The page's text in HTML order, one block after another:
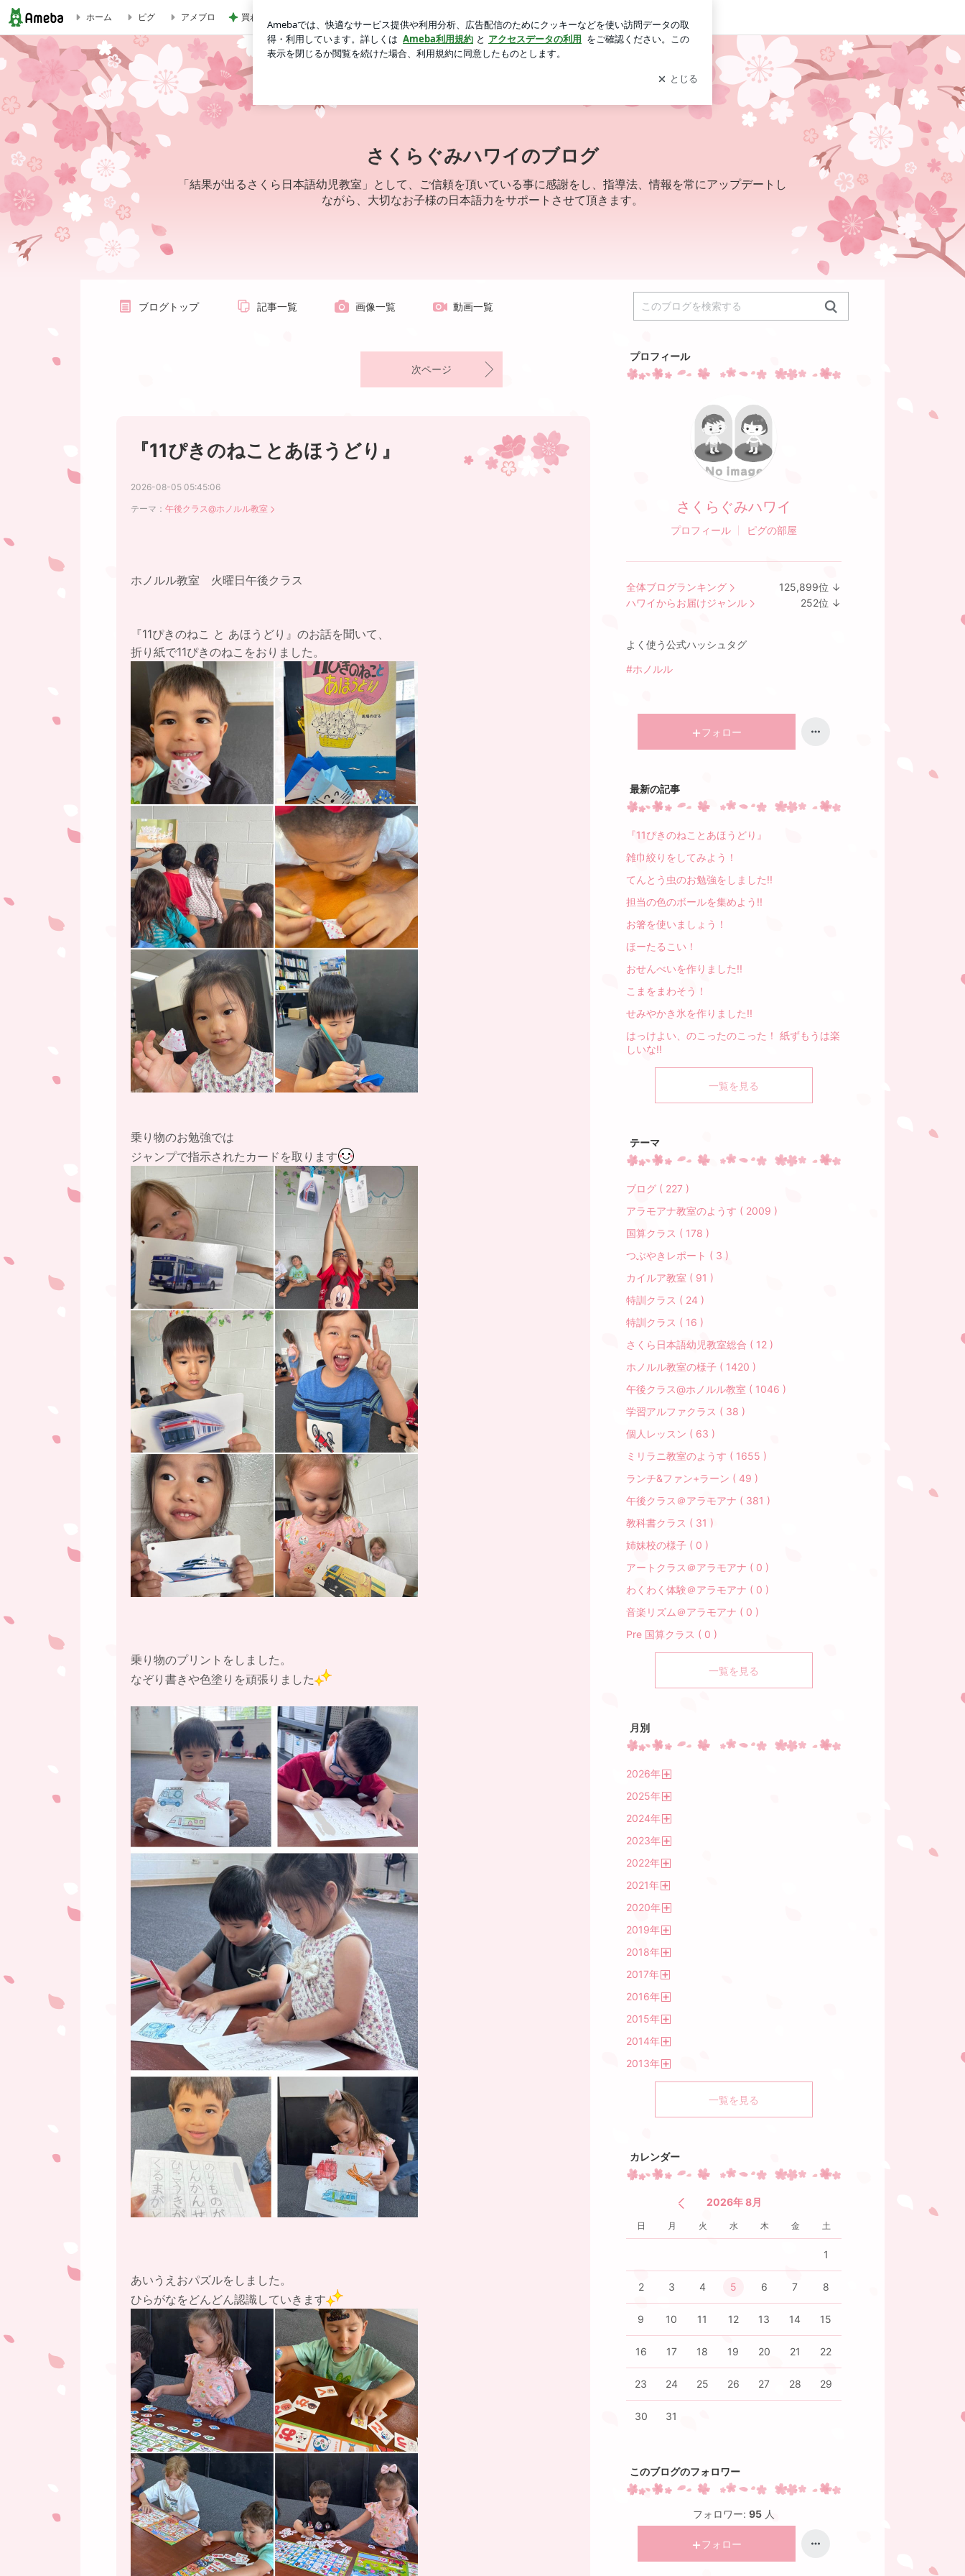
さくらぐみハワイのブログ
ホーム ピグ アメブロ 買わなかった事を後悔した3600円 ログイン
さくらぐみハワイのブログ
「結果が出るさくら日本語幼児教室」として、ご信頼を頂いている事に感謝をし、指導法、情報を常にアップデートし
ながら、大切なお子様の日本語力をサポートさせて頂きます。
ブログトップ 記事一覧 画像一覧 動画一覧
次ページ
『11ぴきのねことあほうどり』
2026-08-05 05:45:06
テーマ： 午後クラス@ホノルル教室
ホノルル教室 火曜日午後クラス
『11ぴきのねこ と あほうどり』のお話を聞いて、
折り紙で11ぴきのねこをおりました。
乗り物のお勉強では
ジャンプで指示されたカードを取ります
乗り物のプリントをしました。
なぞり書きや色塗りを頑張りました
あいうえおパズルをしました。
ひらがなをどんどん認識していきます
プロフィール
さくらぐみハワイ
プロフィール ピグの部屋
全体ブログランキング 125,899位 ↓
ハワイからお届けジャンル 252位 ↓
よく使う公式ハッシュタグ
#ホノルル
フォロー
最新の記事
『11ぴきのねことあほうどり』
雑巾絞りをしてみよう！
てんとう虫のお勉強をしました!!
担当の色のボールを集めよう!!
お箸を使いましょう！
ほーたるこい！
おせんべいを作りました!!
こまをまわそう！
せみやかき氷を作りました!!
はっけよい、のこったのこった！ 紙ずもうは楽
しいな!!
一覧を見る
テーマ
ブログ ( 227 )
アラモアナ教室のようす ( 2009 )
国算クラス ( 178 )
つぶやきレポート ( 3 )
カイルア教室 ( 91 )
特訓クラス ( 24 )
特訓クラス ( 16 )
さくら日本語幼児教室総合 ( 12 )
ホノルル教室の様子 ( 1420 )
午後クラス@ホノルル教室 ( 1046 )
学習アルファクラス ( 38 )
個人レッスン ( 63 )
ミリラニ教室のようす ( 1655 )
ランチ&ファン+ラーン ( 49 )
午後クラス＠アラモアナ ( 381 )
教科書クラス ( 31 )
姉妹校の様子 ( 0 )
アートクラス＠アラモアナ ( 0 )
わくわく体験＠アラモアナ ( 0 )
音楽リズム＠アラモアナ ( 0 )
Pre 国算クラス ( 0 )
一覧を見る
月別
2026年
2025年
2024年
2023年
2022年
2021年
2020年
2019年
2018年
2017年
2016年
2015年
2014年
2013年
一覧を見る
カレンダー
2026年 8月
日 月 火 水 木 金 土
1
2 3 4 5 6 7 8
9 10 11 12 13 14 15
16 17 18 19 20 21 22
23 24 25 26 27 28 29
30 31
このブログのフォロワー
フォロワー: 95 人
フォロー